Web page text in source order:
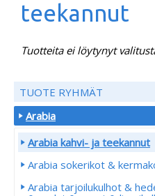
teekannut
Tuotteita ei löytynyt
TUOTE RYHMÄT
Arabia
Arabia kahvi- ja teekannut
Arabia sokerikot &
Arabia tarjoilukulhot &